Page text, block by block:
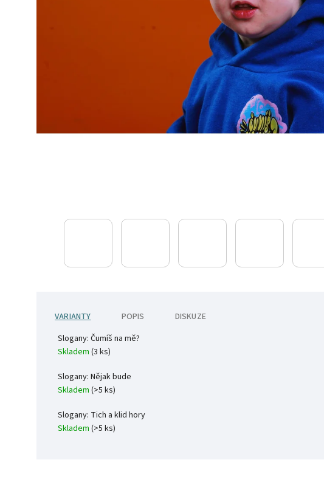
VARIANTY POPIS
DISKUZE
Slogany: Čumíš na mě?
Skladem (3 ks)
Slogany: Nějak bude
Skladem (>5 ks)
Slogany: Tich a klid hory
Skladem (>5 ks)